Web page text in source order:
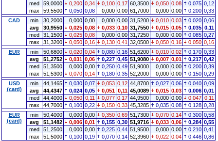
med
59,0000 0,200 0,34 0,100 0,17 60,3500 0,050 0,08 0,075 0,12
max
59,5500 0,050 0,08 0,000 0,00 61,7000 0,000 0,00 0,200 0,33
CAD
min 30,2000 0,000 0,00 0,000 0,00 31,5200 0,010 0,03 0,020 0,06
avg
30,9550 0,025 0,08 0,033 0,10 31,7550 0,015 0,05 0,035 0,11
med
31,1500 0,025 0,08 0,000 0,00 31,7250 0,000 0,00 0,085 0,27
max
31,3200 0,050 0,16 0,130 0,41 32,0500 0,050 0,16 0,050 0,16
EUR
min 50,6800 0,020 0,04 0,080 0,16 51,6200 0,010 0,02 0,170 0,33
avg
51,2752 0,031 0,06 0,227 0,45 51,9080 0,007 0,01 0,217 0,42
med
51,3500 0,000 0,00 0,250 0,49 51,9000 0,000 0,00 0,200 0,39
max
51,5300 0,070 0,14 0,180 0,35 52,2000 0,000 0,00 0,150 0,29
USD
(card)
min 44,1465 0,030 0,07 0,053 0,12 44,8700 0,027 0,06 0,040 0,09
avg
44,4347 0,024 0,05 0,051 0,11 45,0089 0,015 0,03 0,006 0,01
med
44,4000 0,050 0,11 0,077 0,17 44,9500 0,000 0,00 0,047 0,11
max
44,7000 0,100 0,22 0,150 0,33 45,3285 0,035 0,08 0,128 0,28
EUR
(card)
min 50,4000 0,000 0,00 0,350 0,69 51,7300 0,070 0,14 0,300 0,58
avg
51,1482 0,006 0,01 0,155 0,30 51,9716 0,033 0,06 0,284 0,55
med
51,2500 0,000 0,00 0,225 0,44 51,9500 0,000 0,00 0,210 0,41
max
51,5000 0,100 0,19 0,070 0,14 52,3960 0,022 0,04 0,446 0,86